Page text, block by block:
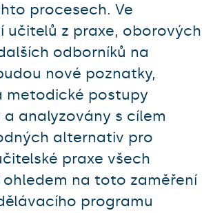
procesech. Ve
učitelů z praxe, oborových
odborníků na
nové poznatky,
metodické postupy
analyzovány s cílem
alternativ pro
praxe všech
ohledem na toto zaměření
programu